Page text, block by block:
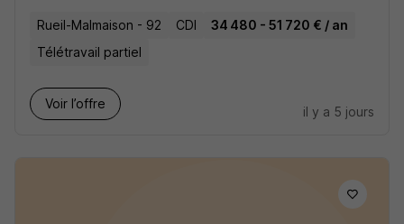
Rueil-Malmaison - 92 CDI
34 480 - 51 720 € / an
Télétravail partiel
Voir l’offre
il y a 5 jours